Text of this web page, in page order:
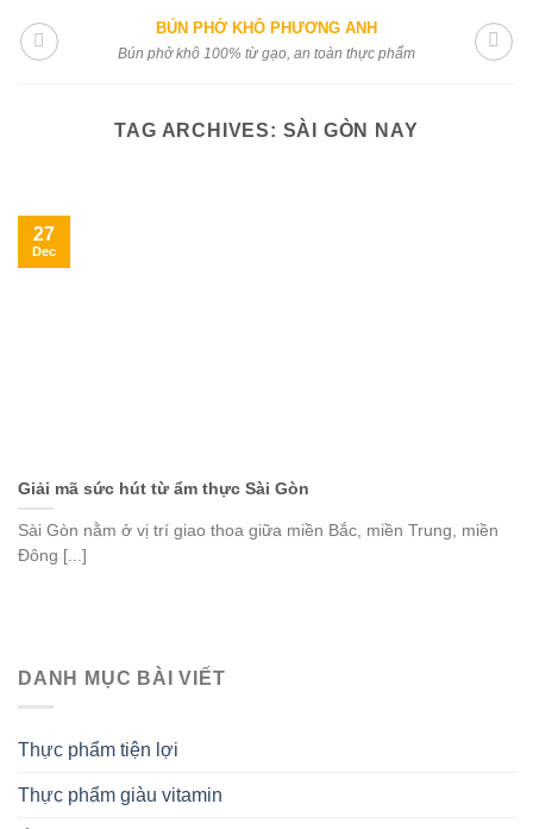
BÚN PHỞ KHÔ PHƯƠNG ANH
Bún phở khô 100% từ gạo, an toàn thực phẩm
TAG ARCHIVES: SÀI GÒN NAY
Giải mã sức hút từ ẩm thực Sài Gòn
Sài Gòn nằm ở vị trí giao thoa giữa miền Bắc, miền Trung, miền
Đông [...]
27
Dec
DANH MỤC BÀI VIẾT
Thực phẩm tiện lợi
Thực phẩm giàu vitamin